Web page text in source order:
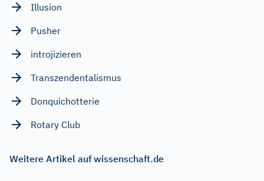
Illusion
Pusher
introjizieren
Transzendentalismus
Donquichotterie
Rotary Club
Weitere Artikel auf wissenschaft.de